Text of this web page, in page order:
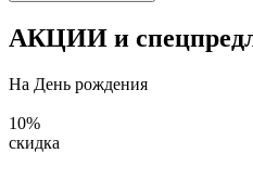
АКЦИИ и
На День рождения
10%
скидка